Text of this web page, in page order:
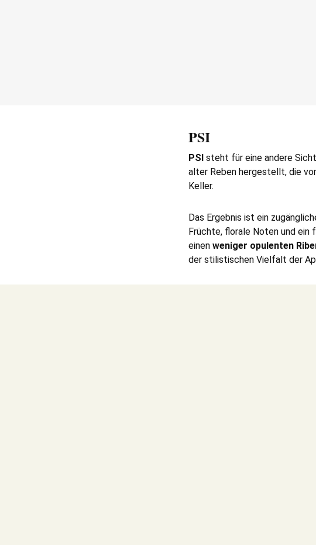
PSI
PSI steht für eine andere
alter Reben hergestellt, die
Keller.
Das Ergebnis ist ein
Früchte, florale Noten und ein
einen weniger opulenten
der stilistischen Vielfalt der